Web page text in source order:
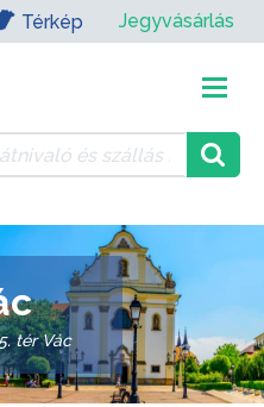
Térkép Jegyvásárlás
tér Vác